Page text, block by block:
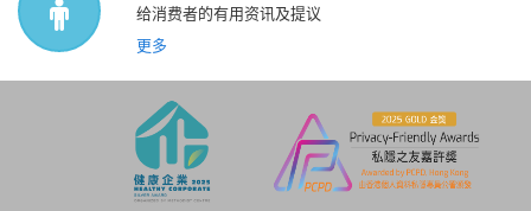
给消费者的有用资讯及提议
更多